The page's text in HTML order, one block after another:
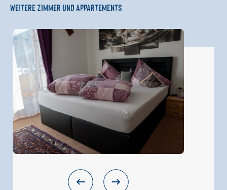
WEITERE ZIMMER UND APPARTEMENTS